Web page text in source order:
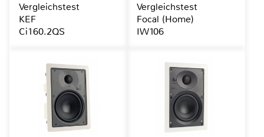
Vergleichstest
KEF
Ci160.2QS
Vergleichstest
Focal (Home)
IW106